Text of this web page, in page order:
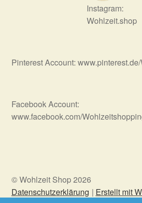
Instagram:
Wohlzeit.shop
Pinterest Account:
Facebook Account:
www.facebook.com/
© Wohlzeit Shop 2026
Datenschutzerklärung
Erstellt mit